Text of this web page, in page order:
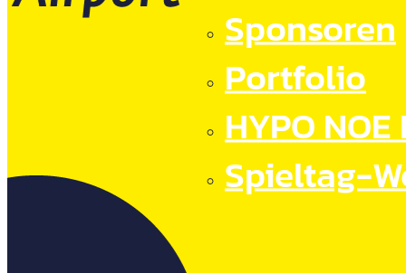
Sponsoren
Portfolio
HYPO
Spieltag-